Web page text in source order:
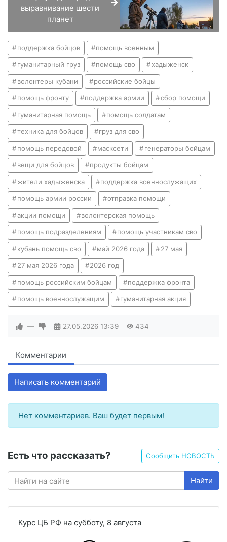
выравнивание шести
планет
поддержка бойцов помощь военным
гуманитарный груз помощь сво хадыженск
волонтеры кубани российские бойцы
помощь фронту поддержка армии сбор помощи
гуманитарная помощь помощь солдатам
техника для бойцов груз для сво
помощь передовой масксети генераторы бойцам
вещи для бойцов продукты бойцам
жители хадыженска поддержка военнослужащих
помощь армии россии отправка помощи
акции помощи волонтерская помощь
помощь подразделениям помощь участникам сво
кубань помощь сво май 2026 года 27 мая
27 мая 2026 года 2026 год
помощь российским бойцам поддержка фронта
помощь военнослужащим гуманитарная акция
— 27.05.2026 13:39 434
Комментарии
Написать комментарий
Нет комментариев. Ваш будет первым!
Есть что рассказать? Сообщить НОВОСТЬ
Найти
Курс ЦБ РФ на субботу, 8 августа